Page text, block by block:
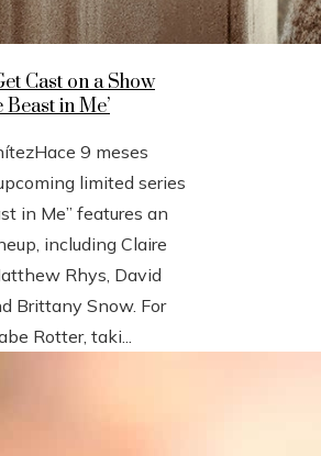
Cast on a Show
Beast in Me’
Hace 9 meses
limited series
in Me” features an
including Claire
Rhys, David
Brittany Snow. For
Rotter, taki...